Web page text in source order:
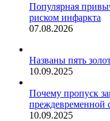
Популярная
риском инфаркта
07.08.2026
Названы пять
10.09.2025
Почему пропуск
преждевременной
10.09.2025